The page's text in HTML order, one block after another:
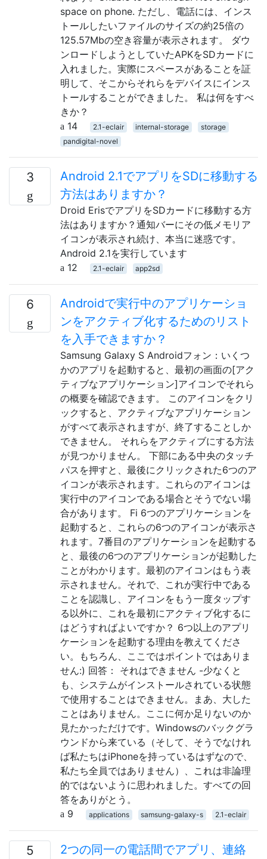
space on phone. ただし、電話には、インス
トールしたいファイルのサイズの約25倍の
125.57Mbの空き容量が表示されます。 ダウ
ンロードしようとしていたAPKをSDカードに
入れました。実際にスペースがあることを証
明して、そこからそれらをデバイスにインス
トールすることができました。 私は何をすべ
きか？
14
2.1-eclair internal-storage
storage
pandigital-novel
3
Android 2.1でアプリをSDに移動する
方法はありますか？
Droid ErisでアプリをSDカードに移動する方
法はありますか？通知バーにその低メモリア
イコンが表示され続け、本当に迷惑です。
Android 2.1を実行しています
12
2.1-eclair app2sd
6
Androidで実行中のアプリケーショ
ンをアクティブ化するためのリスト
を入手できますか？
Samsung Galaxy S Androidフォン：いくつ
かのアプリを起動すると、最初の画面の[アク
ティブなアプリケーション]アイコンでそれら
の概要を確認できます。 このアイコンをクリ
ックすると、アクティブなアプリケーション
がすべて表示されますが、終了することしか
できません。 それらをアクティブにする方法
が見つかりません。 下部にある中央のタッチ
パスを押すと、最後にクリックされた6つのア
イコンが表示されます。これらのアイコンは
実行中のアイコンである場合とそうでない場
合があります。 Fi 6つのアプリケーションを
起動すると、これらの6つのアイコンが表示さ
れます。7番目のアプリケーションを起動する
と、最後の6つのアプリケーションが起動した
ことがわかります。最初のアイコンはもう表
示されません。それで、これが実行中である
ことを認識し、アイコンをもう一度タップす
る以外に、これを最初にアクティブ化するに
はどうすればよいですか？ 6つ以上のアプリ
ケーションを起動する理由を教えてくださ
い。もちろん、ここではポイントではありま
せん:) 回答： それはできません -少なくと
も、システムがインストールされている状態
で使用することはできません。まあ、大した
ことはありません。ここに何か足りないのか
見たかっただけです。Windowsのバックグラ
ウンドから来ている（そして、そうでなけれ
ば私たちはiPhoneを持っているはずなので、
私たち全員ではありません）、これは非論理
的ではないように思われました。すべての回
答をありがとう。
9
applications samsung-galaxy-s 2.1-eclair
5
2つの同一の電話間でアプリ、連絡